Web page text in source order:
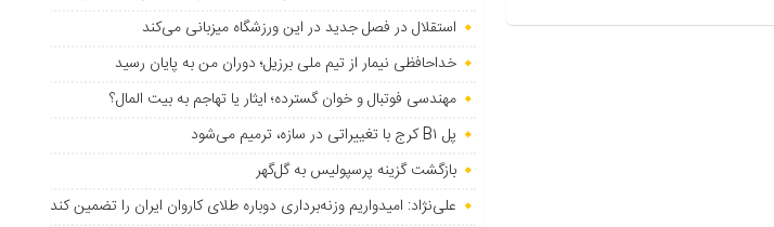
استقلال در فصل جدید در این ورزشگاه میزبانی می‌کند
خداحافظی نیمار از تیم ملی برزیل؛ دوران من به پایان رسید
مهندسی فوتبال و خوان گسترده؛ ایثار یا تهاجم به بیت المال؟
پل B۱ کرج با تغییراتی در سازه، ترمیم می‌شود
بازگشت گزینه پرسپولیس به ‌گل‌گهر
علی‌نژاد: امیدواریم وزنه‌برداری دوباره طلای کاروان ایران را تضمین کند